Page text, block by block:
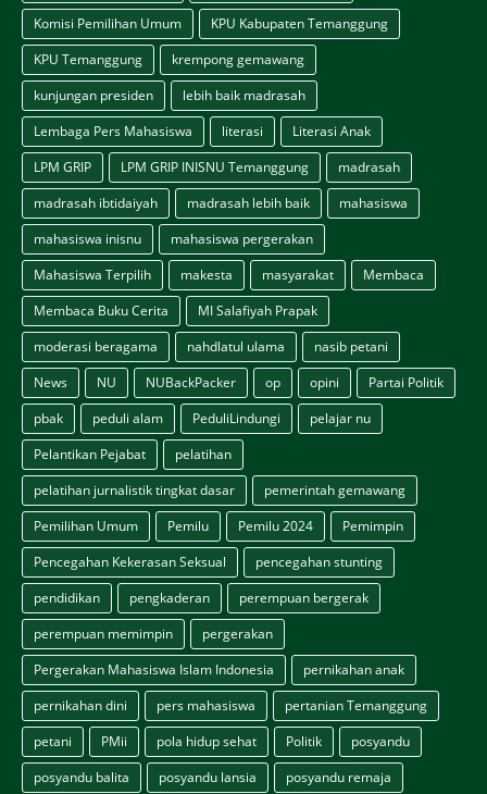
Komisi Pemilihan Umum
KPU Kabupaten Temanggung
KPU Temanggung
krempong gemawang
kunjungan presiden
lebih baik madrasah
Lembaga Pers Mahasiswa
literasi
Literasi Anak
LPM GRIP
LPM GRIP INISNU Temanggung
madrasah
madrasah ibtidaiyah
madrasah lebih baik
mahasiswa
mahasiswa inisnu
mahasiswa pergerakan
Mahasiswa Terpilih
makesta masyarakat
Membaca
Membaca Buku Cerita
MI Salafiyah Prapak
moderasi beragama
nahdlatul ulama
nasib petani
News
NU NUBackPacker op opini
Partai Politik
pbak
peduli alam PeduliLindungi
pelajar nu
Pelantikan Pejabat
pelatihan
pelatihan jurnalistik tingkat dasar
pemerintah gemawang
Pemilihan Umum
Pemilu Pemilu 2024
Pemimpin
Pencegahan Kekerasan Seksual
pencegahan stunting
pendidikan
pengkaderan
perempuan bergerak
perempuan memimpin
pergerakan
Pergerakan Mahasiswa Islam Indonesia
pernikahan anak
pernikahan dini
pers mahasiswa
pertanian Temanggung
petani
PMii pola hidup sehat Politik
posyandu
posyandu balita
posyandu lansia
posyandu remaja